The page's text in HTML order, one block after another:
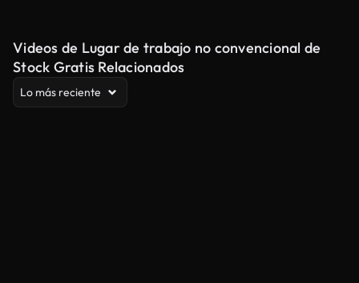
Videos de Lugar de trabajo no convencional de
Stock Gratis Relacionados
Lo más reciente